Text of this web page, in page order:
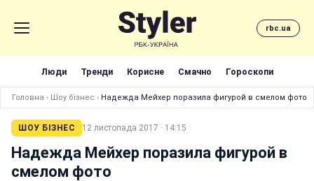
rbc.ua
Люди Тренди Корисне Смачно Гороскопи
Головна › Шоу бізнес › Надежда Мейхер поразила фигурой в смелом фото
ШОУ БІЗНЕС 12 листопада 2017 · 14:15
Надежда Мейхер поразила фигурой в
смелом фото